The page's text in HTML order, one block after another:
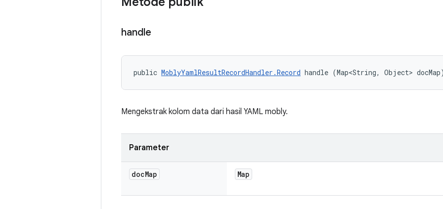
handle
public MoblyYamlResultRecordHandler.Record handle (Map<String, Object>
Mengekstrak kolom data dari hasil YAML mobly.
Parameter
docMap Map